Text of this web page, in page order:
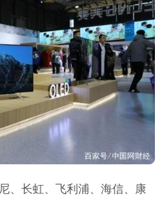
、长虹、飞利浦、海信、康